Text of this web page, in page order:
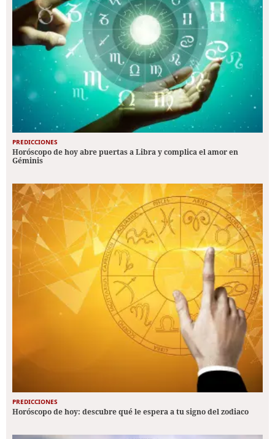
PREDICCIONES
Horóscopo de hoy abre puertas a Libra y complica el amor en
Géminis
PREDICCIONES
Horóscopo de hoy: descubre qué le espera a tu signo del zodiaco